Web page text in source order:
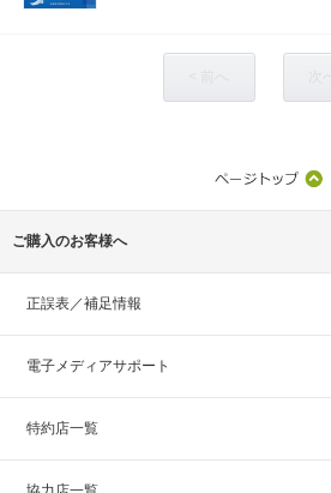
ご購入のお客様へ
正誤表／補足情報
電子メディアサポート
特約店一覧